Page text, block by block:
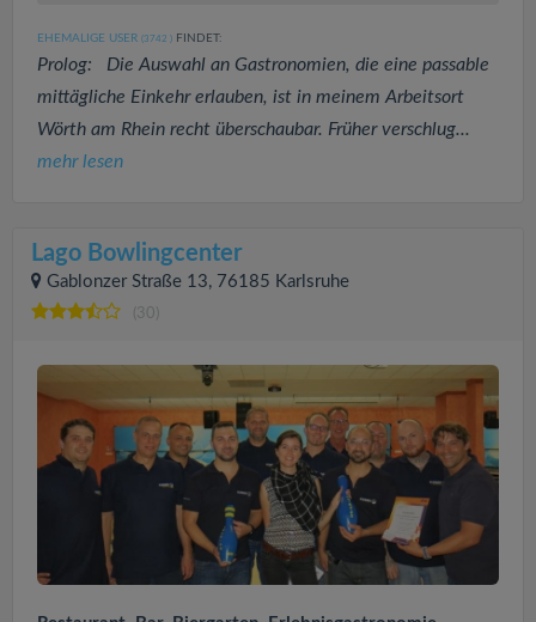
EHEMALIGE USER (3742 ) FINDET:
Prolog: Die Auswahl an Gastronomien, die eine passable
mittägliche Einkehr erlauben, ist in meinem Arbeitsort
Wörth am Rhein recht überschaubar. Früher verschlug...
mehr lesen
Lago Bowlingcenter
Gablonzer Straße 13, 76185 Karlsruhe
(30)